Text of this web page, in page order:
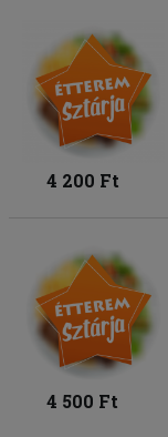
4 200 Ft
4 500 Ft